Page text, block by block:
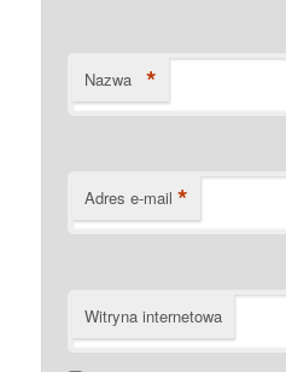
Nazwa *
Adres e-mail *
Witryna internetowa